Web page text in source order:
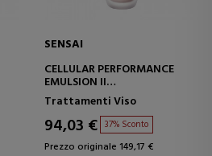
SENSAI
CELLULAR PERFORMANCE
EMULSION II
EMULSIONE RICCA IDRATANTE
Trattamenti Viso
94,03 € 37% Sconto
Prezzo originale 149,17 €